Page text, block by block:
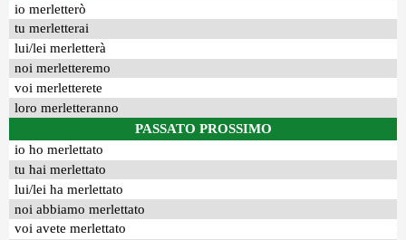
io merletterò
tu merletterai
lui/lei merletterà
noi merletteremo
voi merletterete
loro merletteranno
PASSATO PROSSIMO
io ho merlettato
tu hai merlettato
lui/lei ha merlettato
noi abbiamo merlettato
voi avete merlettato